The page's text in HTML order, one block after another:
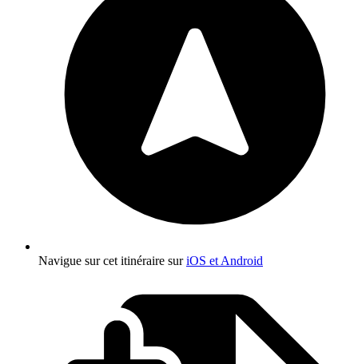
Navigue sur cet itinéraire suriOS et Android